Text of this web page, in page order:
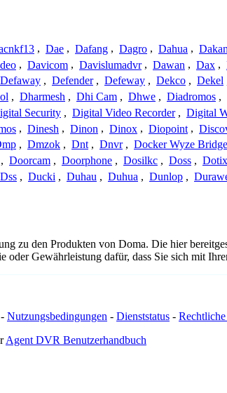
, Dae , Dafang , Dagro , Dahua ,
, Davicom , Davislumadvr , Dawan , Dax ,
Defaway , Defender , Defeway , Dekco , Dekel
, Dharmesh , Dhi Cam , Dhwe , Diadromos ,
Security , Digital Video Recorder , Digital
, Dinesh , Dinon , Dinox , Diopoint ,
, Dmzok , Dnt , Dnvr , Docker Wyze Bridge
, Doorcam , Doorphone , Dosilkc , Doss , Dotix
Dss , Ducki , Duhau , Duhua , Dunlop ,
zu den Produkten von Doma. Die hier
oder Gewährleistung dafür, dass Sie sich mit
- Nutzungsbedingungen - Dienststatus -
Agent DVR Benutzerhandbuch